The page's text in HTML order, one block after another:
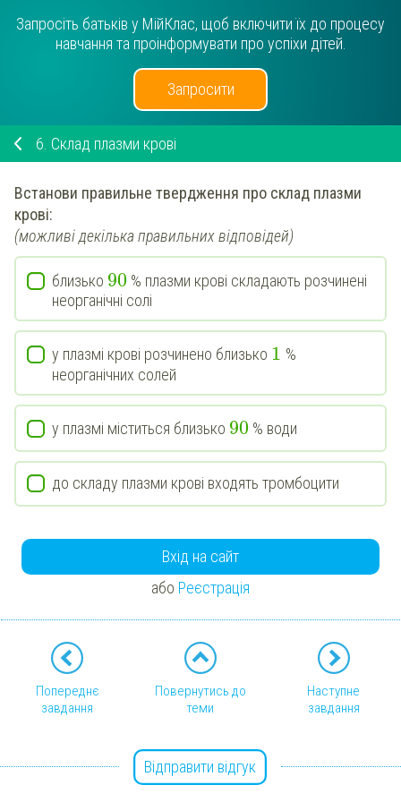
Запросіть батьків у МійКлас, щоб включити їх до процесу
навчання та проінформувати про успіхи дітей.
Запросити
6. Склад плазми крові
Встанови правильне твердження про склад плазми
крові:
(можливі декілька правильних відповідей)
близько 90 % плазми крові складають розчинені
неорганічні солі
у плазмі крові розчинено близько 1 %
неорганічних солей
у плазмі міститься близько 90 % води
до складу плазми крові входять тромбоцити
Вхід на сайт
або Реєстрація
Попереднє
завдання
Повернутись до
теми
Наступне
завдання
Відправити відгук